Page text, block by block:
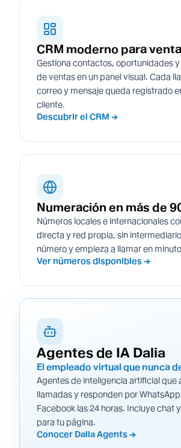
CRM moderno para
Gestiona contactos, oportunidades
de ventas en un panel visual. Cada
correo y mensaje queda registrado
cliente.
Descubrir el CRM →
Numeración en más de
Números locales e internacionales
directa y red propia, sin
número y empieza a llamar en
Ver números disponibles →
Agentes de IA Dalia
El empleado virtual que nunca
Agentes de inteligencia artificial que
llamadas y responden por
Facebook las 24 horas. Incluye chat
para tu página.
Conocer Dalia Agents →